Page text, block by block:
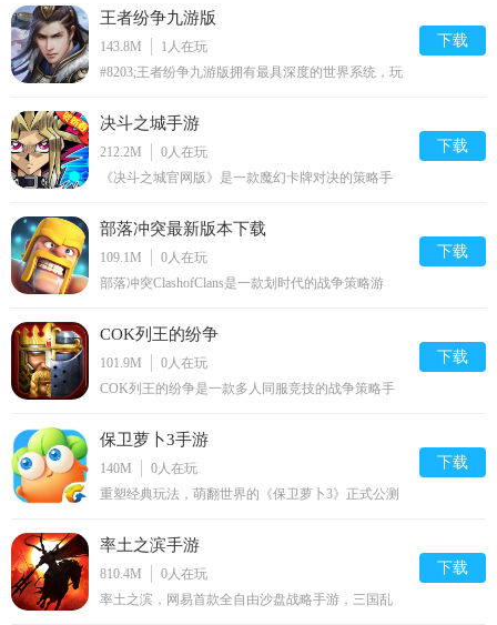
村庄粮食和银两的收成。同时升级市场跟农田并派高政治的武将
驻守也是提升资源产出必不可缺的途径。
作为《三国群英传-霸王之业》中最重要的建筑，宫城的等级
提升自是不可或缺，当然宫城的升级也需要大量粮食，银币和铁
矿的消耗。由于最多只有2个工匠同时升级建筑，所以可用元宝来
步兵等等，魔物的入侵需要英雄们并肩抗争，建造防
卫塔，强化英雄来守卫你的皇室！
王者纷争九游版
143.8M 1 人在玩
#8203;王者纷争九游版拥有最具深度的世界系统，玩
四方；同时你还能加入公会，和更多公会同门兄弟一
起争夺。
下载
决斗之城手游
212.2M 0人在玩
《决斗之城官网版》是一款魔幻卡牌对决的策略手
称号吧。
下载
部落冲突最新版本下载
109.1M 0人在玩
部落冲突ClashofClans是一款划时代的战争策略游
来抵御入侵，享受部落村庄的快乐！
下载
COK列王的纷争
101.9M 0人在玩
COK列王的纷争是一款多人同服竞技的战争策略手
会有很多大大小小的国家与你一起来参与纷争的战
斗，与更多人一起竞技，感受战争的乐趣。
下载
保卫萝卜3手游
140M 0人在玩
重塑经典玩法，萌翻世界的《保卫萝卜3》正式公测
孤单，一起享受欢乐塔防时光。
下载
率土之滨手游
810.4M 0人在玩
率土之滨，网易首款全自由沙盘战略手游，三国乱
下载